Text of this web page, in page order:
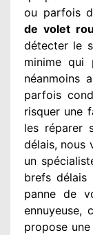
ou parfois
de volet
détecter le
minime qui
néanmoins
parfois
risquer une
les réparer
délais, nous
un
brefs
panne de
ennuyeuse,
propose